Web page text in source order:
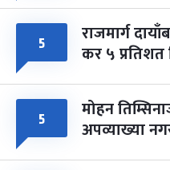
५ राजमार्ग
कर ५ प्रतिशत
५ मोहन
अपव्याख्या